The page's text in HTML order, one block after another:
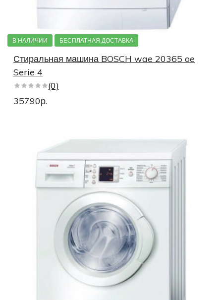
В НАЛИЧИИ БЕСПЛАТНАЯ ДОСТАВКА
Стиральная машина BOSCH wae 20365 oe
Serie 4
(0)
35790р.